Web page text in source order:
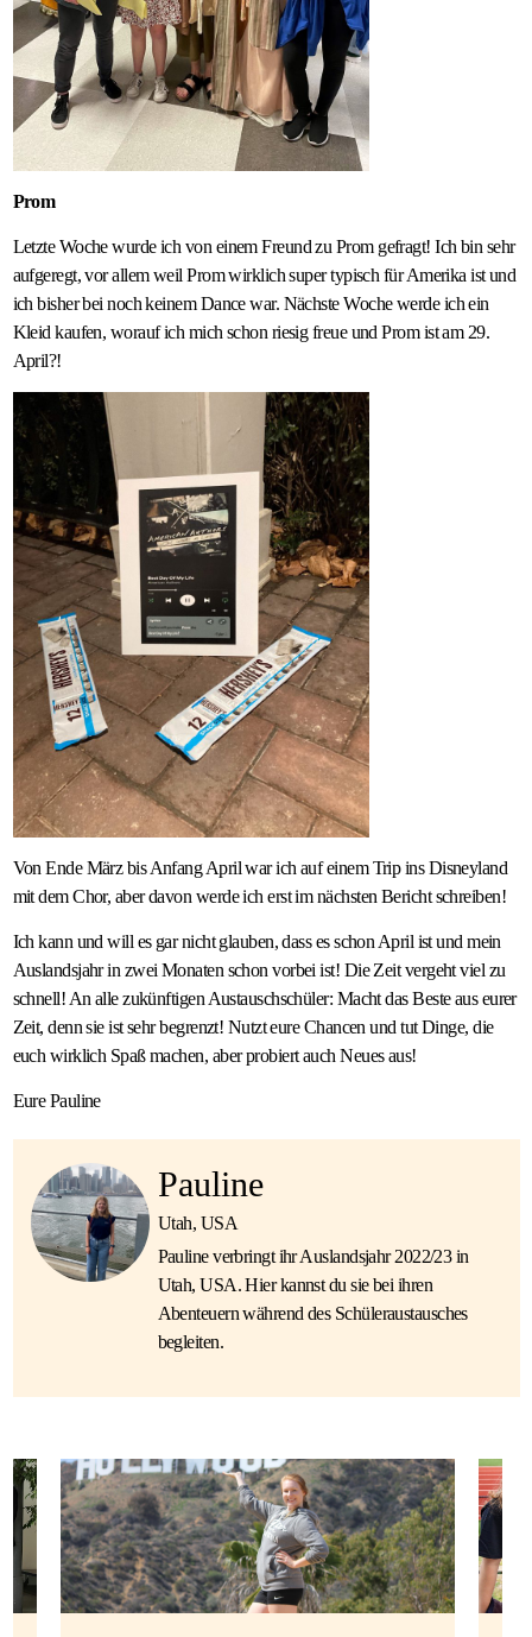
Prom
Letzte Woche wurde ich von einem Freund zu Prom gefragt! Ich bin sehr
aufgeregt, vor allem weil Prom wirklich super typisch für Amerika ist und
ich bisher bei noch keinem Dance war. Nächste Woche werde ich ein
Kleid kaufen, worauf ich mich schon riesig freue und Prom ist am 29.
April?!
Von Ende März bis Anfang April war ich auf einem Trip ins Disneyland
mit dem Chor, aber davon werde ich erst im nächsten Bericht schreiben!
Ich kann und will es gar nicht glauben, dass es schon April ist und mein
Auslandsjahr in zwei Monaten schon vorbei ist! Die Zeit vergeht viel zu
schnell! An alle zukünftigen Austauschschüler: Macht das Beste aus eurer
Zeit, denn sie ist sehr begrenzt! Nutzt eure Chancen und tut Dinge, die
euch wirklich Spaß machen, aber probiert auch Neues aus!
Eure Pauline
Pauline
Utah, USA
Pauline verbringt ihr Auslandsjahr 2022/23 in
Utah, USA. Hier kannst du sie bei ihren
Abenteuern während des Schüleraustausches
begleiten.